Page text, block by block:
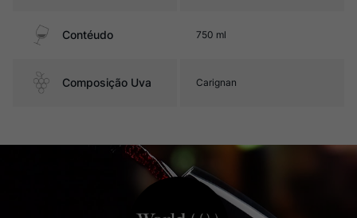
Contéudo 750 ml
Composição Uva Carignan